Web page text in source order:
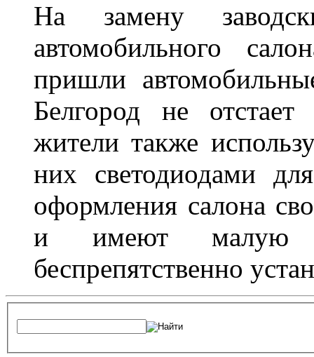
На замену
автомобильного
пришли
Белгород не
жители также
них светодиодами
оформления салона
и имеют малую
беспрепятственно